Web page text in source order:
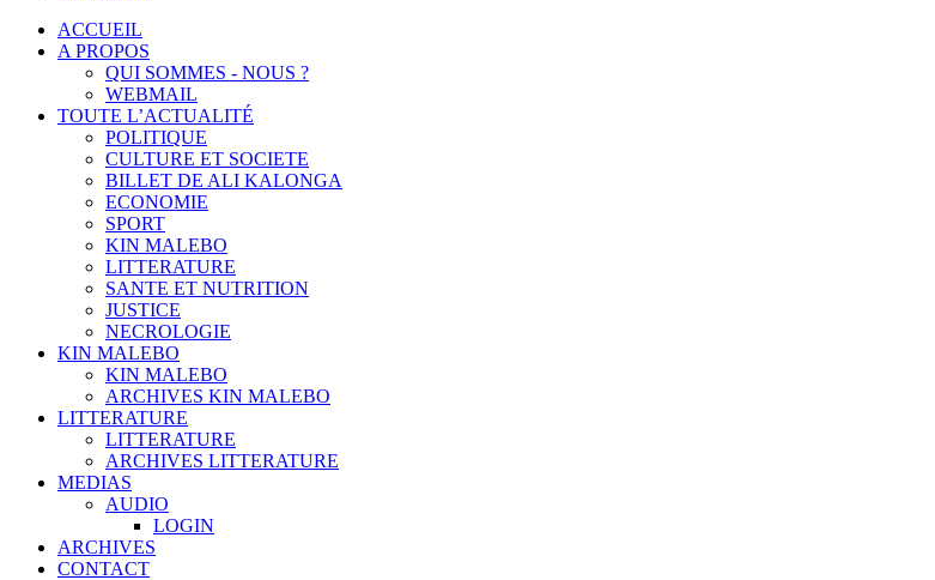
ACCUEIL
A PROPOS
QUI SOMMES - NOUS ?
WEBMAIL
TOUTE L’ACTUALITÉ
POLITIQUE
CULTURE ET SOCIETE
BILLET DE ALI KALONGA
ECONOMIE
SPORT
KIN MALEBO
LITTERATURE
SANTE ET NUTRITION
JUSTICE
NECROLOGIE
KIN MALEBO
KIN MALEBO
ARCHIVES KIN MALEBO
LITTERATURE
LITTERATURE
ARCHIVES LITTERATURE
MEDIAS
AUDIO
LOGIN
ARCHIVES
CONTACT